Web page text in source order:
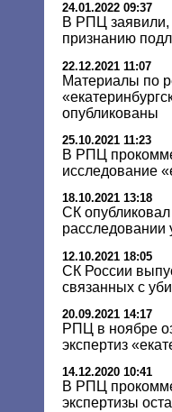
24.01.2022 09:37
В РПЦ заявили,
признанию
22.12.2021 11:07
Материалы по
опубликованы
25.10.2021 11:23
В РПЦ
исследование
18.10.2021 13:18
СК опубликовал
расследовании
12.10.2021 18:05
СК России
связанных с
20.09.2021 14:17
РПЦ в ноябре
экспертиз
14.12.2020 10:41
В РПЦ
экспертизы